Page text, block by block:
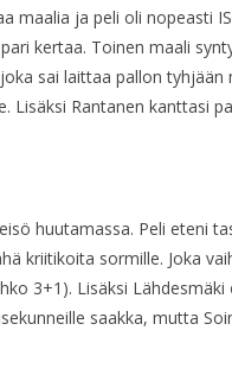
maalia ja peli oli nopeasti
kertaa. Toinen maali
sai laittaa pallon tyhjään
Rantanen kanttasi
huutamassa. Peli eteni
kriitikoita sormille. Joka
3+1). Lisäksi
saakka, mutta